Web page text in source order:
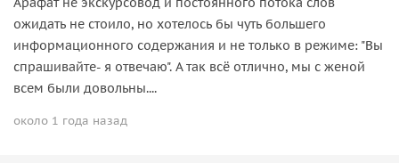
ожидать не стоило, но хотелось бы чуть большего
информационного содержания и не только в режиме: "Вы
спрашивайте- я отвечаю". А так всё отлично, мы с женой
всем были довольны....
около 1 года назад